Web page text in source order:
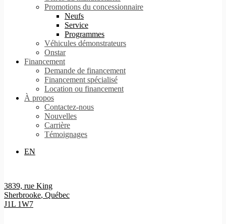
Promotions du concessionnaire
Neufs
Service
Programmes
Véhicules démonstrateurs
Onstar
Financement
Demande de financement
Financement spécialisé
Location ou financement
À propos
Contactez-nous
Nouvelles
Carrière
Témoignages
EN
3839, rue King
Sherbrooke, Québec
J1L 1W7